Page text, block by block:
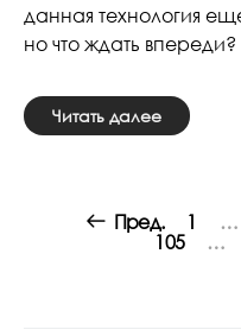
данная технология
но что ждать впереди?
Читать далее
navigation
Пред. 1 …
105
…